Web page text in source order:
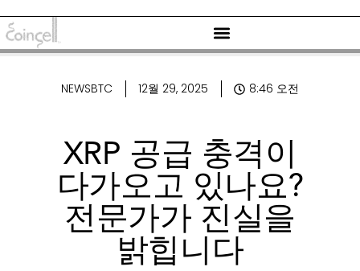
NEWSBTC 12월 29, 2025 8:46 오전
XRP 공급 충격이
다가오고 있나요?
전문가가 진실을
밝힙니다